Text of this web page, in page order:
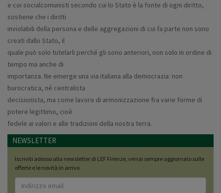
e coi socialcomunisti secondo cui lo Stato è la fonte di ogni diritto,
sostiene che i diritti
inviolabili della persona e delle aggregazioni di cui fa parte non sono
creati dallo Stato, il
quale può solo tutelarli perché gli sono anteriori, non solo in ordine di
tempo ma anche di
importanza. Ne emerge una via italiana alla democrazia: non
burocratica, né centralista
decisionista, ma come lavoro di armonizzazione fra varie forme di
potere legittimo, cioè
fedele ai valori e alle tradizioni della nostra terra.
NEWSLETTER
Iscriviti adesso alla newsletter di LEF Firenze, verrai sempre aggiornato sulle
offerte e le novità in arrivo.